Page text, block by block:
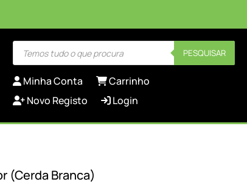
Products
search PESQUISAR
Minha Conta
Carrinho
Novo Registo
Login
(Cerda Branca)